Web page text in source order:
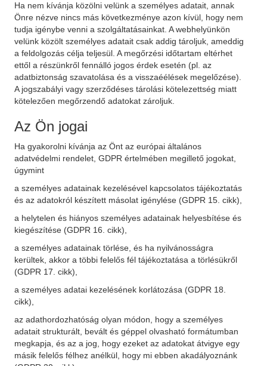
Ha nem kívánja közölni velünk a személyes adatait, annak
Önre nézve nincs más következménye azon kívül, hogy nem
tudja igénybe venni a szolgáltatásainkat. A webhelyünkön
velünk közölt személyes adatait csak addig tároljuk, ameddig
a feldolgozás célja teljesül. A megőrzési időtartam eltérhet
ettől a részünkről fennálló jogos érdek esetén (pl. az
adatbiztonság szavatolása és a visszaéélések megelőzése).
A jogszabályi vagy szerződéses tárolási kötelezettség miatt
kötelezően megőrzendő adatokat zároljuk.
Az Ön jogai
Ha gyakorolni kívánja az Önt az európai általános
adatvédelmi rendelet, GDPR értelmében megillető jogokat,
úgymint
a személyes adatainak kezelésével kapcsolatos tájékoztatás
és az adatokról készített másolat igénylése (GDPR 15. cikk),
a helytelen és hiányos személyes adatainak helyesbítése és
kiegészítése (GDPR 16. cikk),
a személyes adatainak törlése, és ha nyilvánosságra
kerültek, akkor a többi felelős fél tájékoztatása a törlésükről
(GDPR 17. cikk),
a személyes adatai kezelésének korlátozása (GDPR 18.
cikk),
az adathordozhatóság olyan módon, hogy a személyes
adatait strukturált, bevált és géppel olvasható formátumban
megkapja, és az a jog, hogy ezeket az adatokat átvigye egy
másik felelős félhez anélkül, hogy mi ebben akadályoznánk